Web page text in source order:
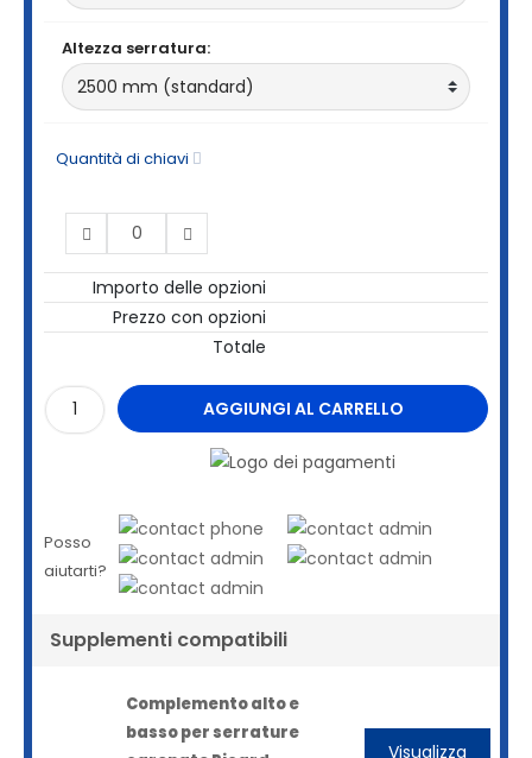
Altezza serratura:
Quantità di chiavi
Importo delle opzioni
Prezzo con opzioni
Totale
AGGIUNGI AL CARRELLO
Posso
aiutarti?
Supplementi compatibili
Complemento alto e
basso per serrature
Visualizza